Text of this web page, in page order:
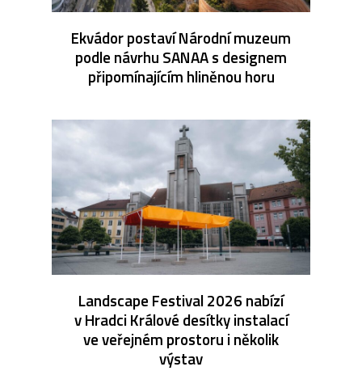
Ekvádor postaví Národní muzeum
podle návrhu SANAA s designem
připomínajícím hliněnou horu
Landscape Festival 2026 nabízí
v Hradci Králové desítky instalací
ve veřejném prostoru i několik
výstav